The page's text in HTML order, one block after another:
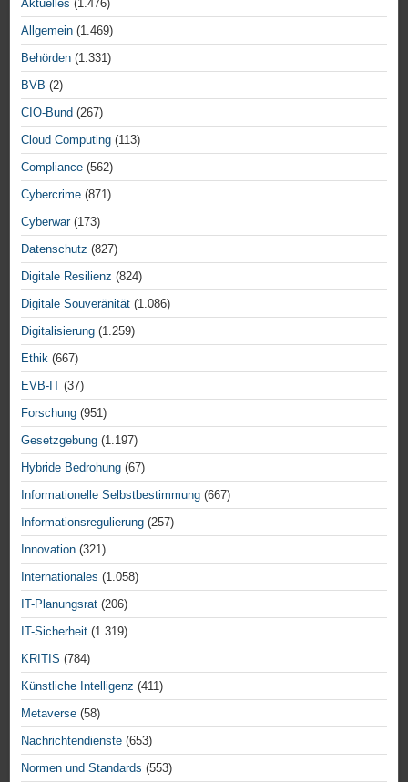
Aktuelles (1.476)
Allgemein (1.469)
Behörden (1.331)
BVB (2)
CIO-Bund (267)
Cloud Computing (113)
Compliance (562)
Cybercrime (871)
Cyberwar(173)
Datenschutz (827)
Digitale Resilienz (824)
Digitale Souveränität (1.086)
Digitalisierung (1.259)
Ethik (667)
EVB-IT (37)
Forschung (951)
Gesetzgebung (1.197)
Hybride Bedrohung (67)
Informationelle Selbstbestimmung (667)
Informationsregulierung (257)
Innovation (321)
Internationales (1.058)
IT-Planungsrat (206)
IT-Sicherheit (1.319)
KRITIS (784)
Künstliche Intelligenz (411)
Metaverse (58)
Nachrichtendienste (653)
Normen und Standards (553)